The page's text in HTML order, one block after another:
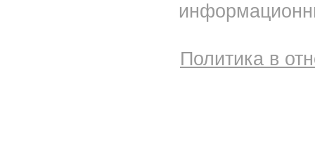
Политика в